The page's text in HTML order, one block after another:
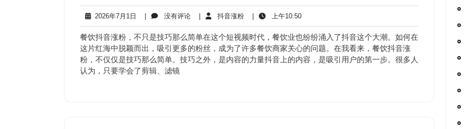
2026年7月1日
2026
年
7
月
1
日
没有评论没
有
评
论
抖音涨粉抖
音
涨
粉
上午10:50上
午
10:50
餐饮抖音涨粉，不只是技巧那么简单在这个短视频时代，餐饮业也纷纷涌入了抖音这个大潮。如何在
这片红海中脱颖而出，吸引更多的粉丝，成为了许多餐饮商家关心的问题。在我看来，餐饮抖音涨
粉，不仅仅是技巧那么简单。技巧之外，是内容的力量抖音上的内容，是吸引用户的第一步。很多人
认为，只要学会了剪辑、滤镜